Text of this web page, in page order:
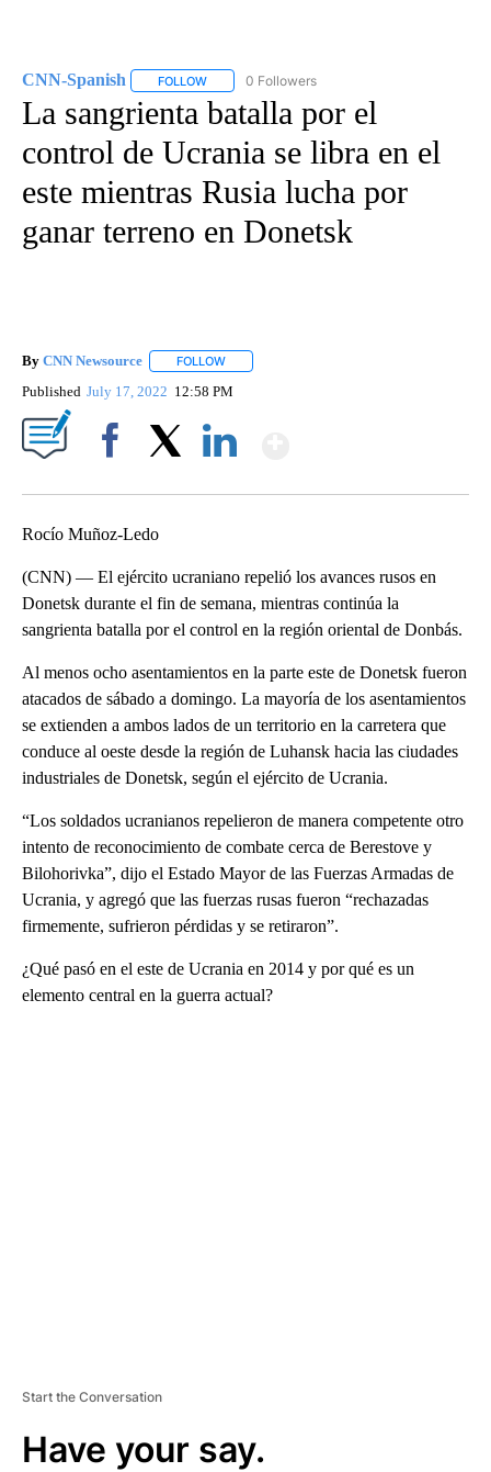
CNN-Spanish FOLLOW FOLLOW "CNN-SPANISH" TO RECEIVE
0 Followers
La sangrienta batalla por el
control de Ucrania se libra en el
este mientras Rusia lucha por
ganar terreno en Donetsk
By CNN Newsource FOLLOW
Published July 17, 2022 12:58 PM
Rocío Muñoz-Ledo
(CNN) — El ejército ucraniano repelió los avances rusos en
Donetsk durante el fin de semana, mientras continúa la
sangrienta batalla por el control en la región oriental de Donbás.
Al menos ocho asentamientos en la parte este de Donetsk fueron
atacados de sábado a domingo. La mayoría de los asentamientos
se extienden a ambos lados de un territorio en la carretera que
conduce al oeste desde la región de Luhansk hacia las ciudades
industriales de Donetsk, según el ejército de Ucrania.
“Los soldados ucranianos repelieron de manera competente otro
intento de reconocimiento de combate cerca de Berestove y
Bilohorivka”, dijo el Estado Mayor de las Fuerzas Armadas de
Ucrania, y agregó que las fuerzas rusas fueron “rechazadas
firmemente, sufrieron pérdidas y se retiraron”.
¿Qué pasó en el este de Ucrania en 2014 y por qué es un
elemento central en la guerra actual?
Start the Conversation
Have your say.